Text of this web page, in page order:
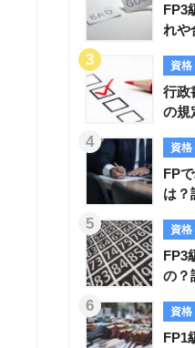
FP3
れや
資格
行政
の規
資格
FP
は？
資格
FP3
の？
資格
FP1